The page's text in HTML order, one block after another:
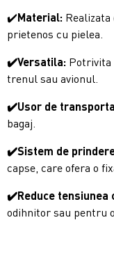
✔️Material:
prietenos cu pielea.
✔️Versatila: Potrivita
trenul sau avionul.
✔️Usor de
bagaj.
✔️Sistem de
capse, care ofera o
✔️Reduce tensiunea
odihnitor sau pentru